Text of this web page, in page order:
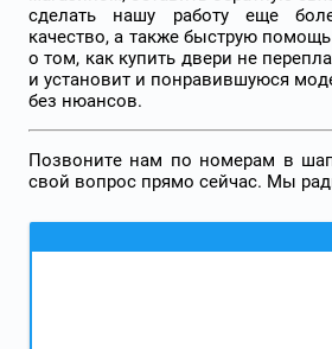
сделать нашу работу еще
качество, а также быструю
о том, как купить двери не
и установит и понравившуюся
без нюансов.
Позвоните нам по номерам в
свой вопрос прямо сейчас. Мы